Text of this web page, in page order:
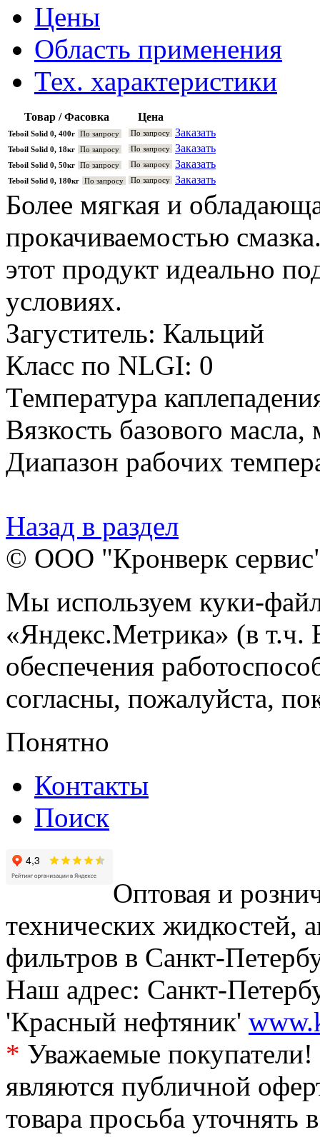
Цены
Область применения
Тех. характеристики
Товар / Фасовка Цена
Teboil Solid 0, 400г По запросу По запросу Заказать
Teboil Solid 0, 18кг По запросу По запросу Заказать
Teboil Solid 0, 50кг По запросу По запросу Заказать
Teboil Solid 0, 180кг По запросу По запросу Заказать
Более мягкая и
прокачиваемостью
этот продукт идеально
условиях.
Загуститель: Кальций
Класс по NLGI: 0
Температура
Вязкость базового
Диапазон рабочих
Назад в раздел
© ООО "Кронверк
Мы используем куки-
«Яндекс.Метрика» (в т.ч.
обеспечения
согласны, пожалуйста,
Понятно
Контакты
Поиск
Оптовая и
технических жидкостей,
фильтров в Санкт-
Наш адрес: Санкт-
'Красный нефтяник'
* Уважаемые
являются публичной
товара просьба уточнять